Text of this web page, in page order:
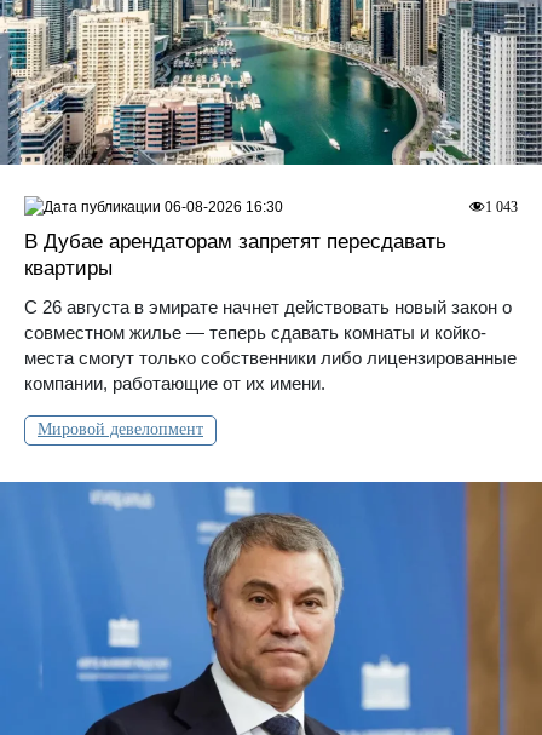
В Дубае арендаторам запретят пересдавать
квартиры
С 26 августа в эмирате начнет действовать новый закон о
совместном жилье — теперь сдавать комнаты и койко-
места смогут только собственники либо лицензированные
компании, работающие от их имени.
Мировой девелопмент
1 043
06-08-2026 16:30